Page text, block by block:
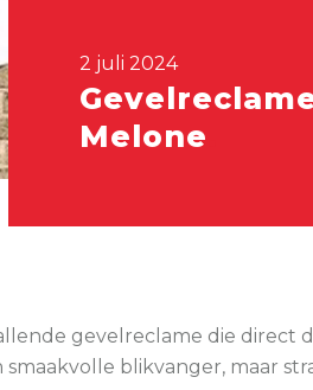
2 juli 2024
Melone
gevelreclame die direct
blikvanger, maar